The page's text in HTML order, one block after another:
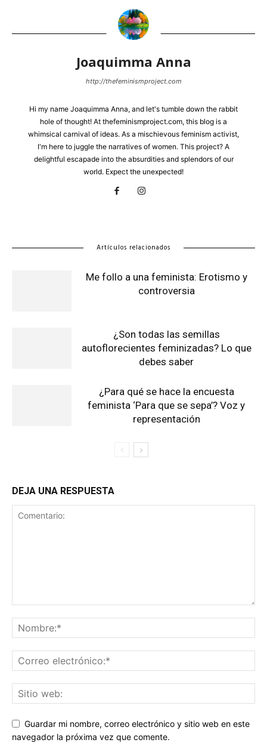
Joaquimma Anna
http://thefeminismproject.com
Hi my name Joaquimma Anna, and let's tumble down the rabbit
hole of thought! At thefeminismproject.com, this blog is a
whimsical carnival of ideas. As a mischievous feminism activist,
I'm here to juggle the narratives of women. This project? A
delightful escapade into the absurdities and splendors of our
world. Expect the unexpected!
Artículos relacionados
Me follo a una feminista: Erotismo y
controversia
¿Son todas las semillas
autoflorecientes feminizadas? Lo que
debes saber
¿Para qué se hace la encuesta
feminista ‘Para que se sepa’? Voz y
representación
DEJA UNA RESPUESTA
Guardar mi nombre, correo electrónico y sitio web en este
navegador la próxima vez que comente.